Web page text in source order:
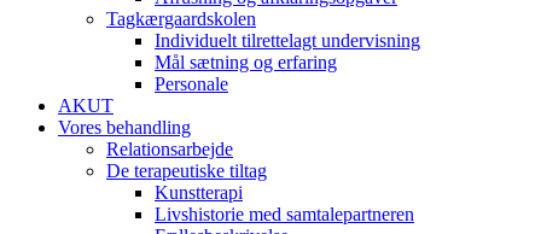
Tagkærgaardskolen​
Individuelt tilrettelagt undervisning
Mål sætning og erfaring
Personale
AKUT
Vores behandling
Relationsarbejde
De terapeutiske tiltag
Kunstterapi
Livshistorie med samtalepartneren